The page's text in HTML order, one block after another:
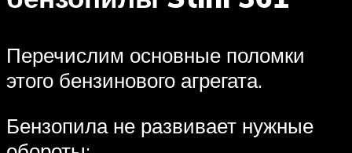
Перечислим основные поломки
этого бензинового агрегата.
Бензопила не развивает нужные